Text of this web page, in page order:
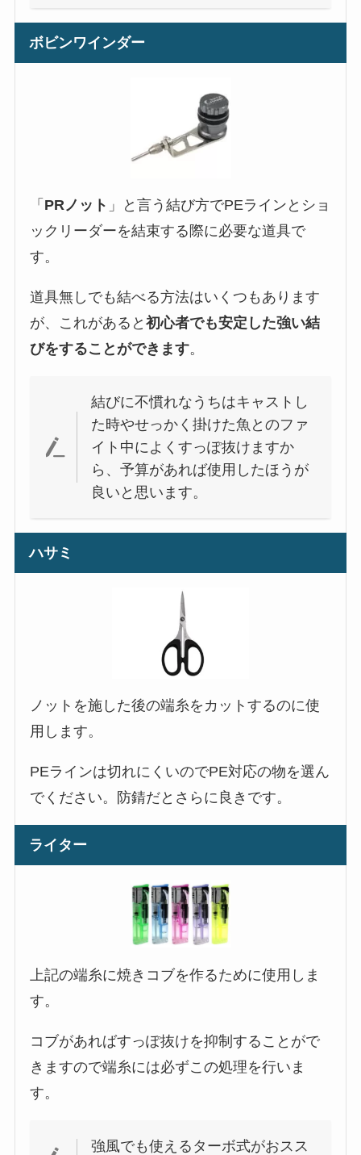
ボビンワインダー
「 PRノット 」と言う結び方でPEラインとショ
ックリーダーを結束する際に必要な道具で
す。
道具無しでも結べる方法はいくつもあります
が、これがあると 初心者でも安定した強い結
びをすることができます。
結びに不慣れなうちはキャストし
た時やせっかく掛けた魚とのファ
イト中によくすっぽ抜けますか
ら、予算があれば使用したほうが
良いと思います。
ハサミ
ノットを施した後の端糸をカットするのに使
用します。
PEラインは切れにくいのでPE対応の物を選ん
でください。防錆だとさらに良きです。
ライター
上記の端糸に焼きコブを作るために使用しま
す。
コブがあればすっぽ抜けを抑制することがで
きますので端糸には必ずこの処理を行いま
す。
強風でも使えるターボ式がおスス